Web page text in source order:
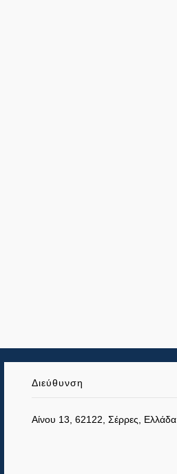
Διεύθυνση
Αίνου 13, 62122, Σέρρες, Ελλάδα